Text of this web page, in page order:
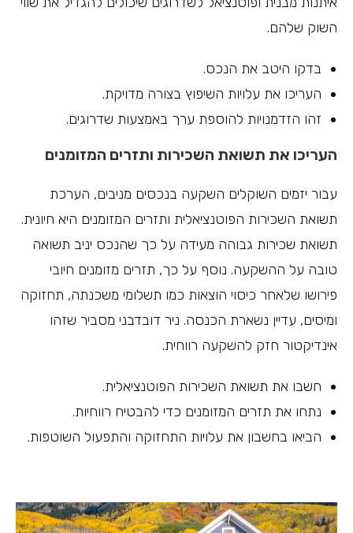
השוק שלהם.
בדקו היטב את הנכס.
העריכו את עלויות השיפוץ בצורה מדויקת.
זהו הזדמנויות להוספת ערך באמצעות שדרוגים.
העריכו את תשואת השכירות ותזרים המזומנים
עבור יזמים השוקלים השקעה בנכסים מניבים, הערכת
תשואת השכירות הפוטנציאלית ותזרים המזומנים היא חיונית.
תשואת שכירות גבוהה מעידה על כך שהנכס יניב תשואה
טובה על ההשקעה. נוסף על כך, תזרים מזומנים חיובי
פירושו שלאחר כיסוי הוצאות כמו תשלומי משכנתה, תחזוקה
ומיסים, עדיין נשארת הכנסה. ניר דובדבני מסביר שזהו
אינדיקטור חזק להשקעה רווחית.
חשבו את תשואת השכירות הפוטנציאלית.
נתחו את תזרים המזומנים כדי להבטיח רווחיות.
הביאו בחשבון את עלויות התחזוקה והתפעול השוטפות.